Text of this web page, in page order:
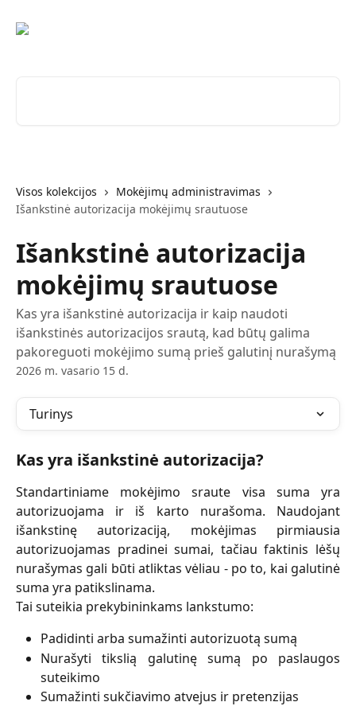
Visos kolekcijos
Mokėjimų administravimas
Išankstinė autorizacija mokėjimų srautuose
Išankstinė autorizacija
mokėjimų srautuose
Kas yra išankstinė autorizacija ir kaip naudoti
išankstinės autorizacijos srautą, kad būtų galima
pakoreguoti mokėjimo sumą prieš galutinį nurašymą
2026 m. vasario 15 d.
Turinys
Kas yra išankstinė autorizacija?
Standartiniame mokėjimo sraute visa suma yra
autorizuojama ir iš karto nurašoma. Naudojant
išankstinę autorizaciją, mokėjimas pirmiausia
autorizuojamas pradinei sumai, tačiau faktinis lėšų
nurašymas gali būti atliktas vėliau - po to, kai galutinė
suma yra patikslinama.
Tai suteikia prekybininkams lankstumo:
Padidinti arba sumažinti autorizuotą sumą
Nurašyti tikslią galutinę sumą po paslaugos
suteikimo
Sumažinti sukčiavimo atvejus ir pretenzijas